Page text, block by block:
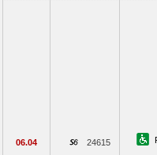
06.04 24615